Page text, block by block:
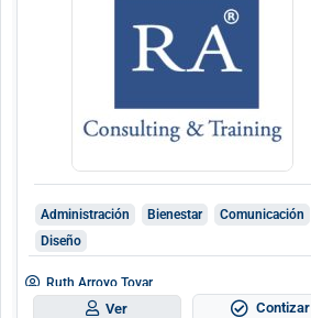
Administración Bienestar
Comunicación
Diseño
Ruth Arroyo Tovar
Ver Contizar